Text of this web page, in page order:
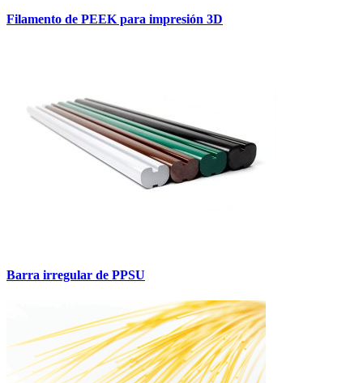
Filamento de PEEK para impresión 3D
Barra irregular de PPSU